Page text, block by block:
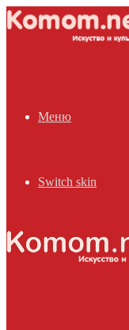
Меню
Switch skin